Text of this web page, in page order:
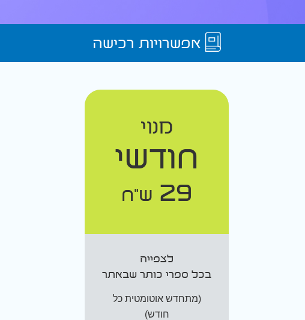
אפשרויות רכישה
מנוי
חודשי
29 ש"ח
לצפייה
בכל ספרי כותר שבאתר
(מתחדש אוטומטית כל
חודש)